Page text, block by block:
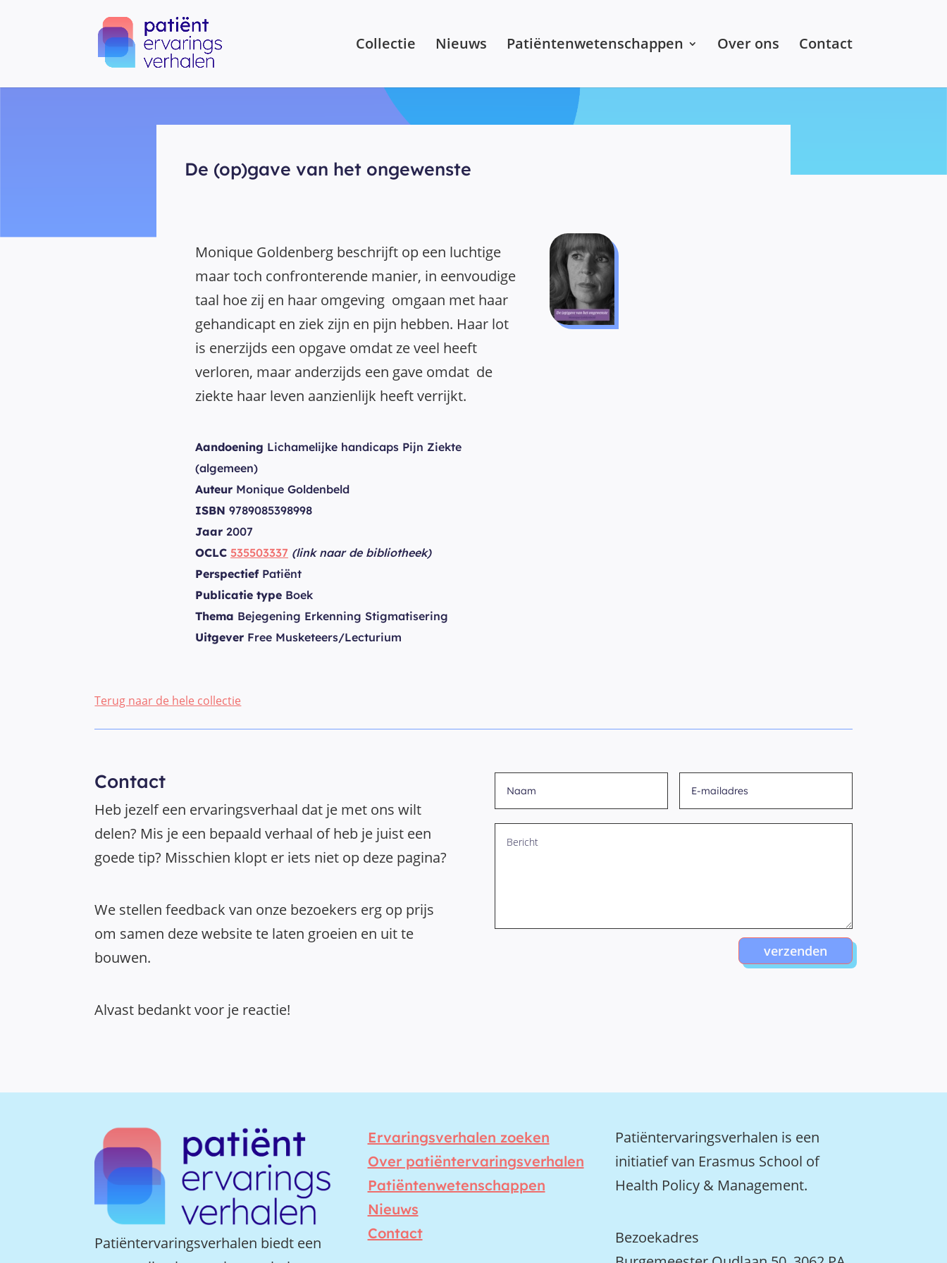
Collectie Nieuws Patiëntenwetenschappen Over ons Contact
De (op)gave van het ongewenste
Monique Goldenberg beschrijft op een luchtige
maar toch confronterende manier, in eenvoudige
taal hoe zij en haar omgeving omgaan met haar
gehandicapt en ziek zijn en pijn hebben. Haar lot
is enerzijds een opgave omdat ze veel heeft
verloren, maar anderzijds een gave omdat de
ziekte haar leven aanzienlijk heeft verrijkt.
Aandoening Lichamelijke handicaps Pijn Ziekte
(algemeen)
Auteur Monique Goldenbeld
ISBN 9789085398998
Jaar 2007
OCLC 535503337 (link naar de bibliotheek)
PerspectiefPatiënt
Publicatie type Boek
Thema Bejegening Erkenning Stigmatisering
Uitgever Free Musketeers/Lecturium
Terug naar de hele collectie
Contact
Heb jezelf een ervaringsverhaal dat je met ons wilt
delen? Mis je een bepaald verhaal of heb je juist een
goede tip? Misschien klopt er iets niet op deze pagina?
We stellen feedback van onze bezoekers erg op prijs
om samen deze website te laten groeien en uit te
bouwen.
Alvast bedankt voor je reactie!
verzenden
Patiëntervaringsverhalen biedt een
Ervaringsverhalen zoeken
Over patiëntervaringsverhalen
Patiëntenwetenschappen
Nieuws
Contact
Patiëntervaringsverhalen is een
initiatief van Erasmus School of
Health Policy & Management.
Bezoekadres